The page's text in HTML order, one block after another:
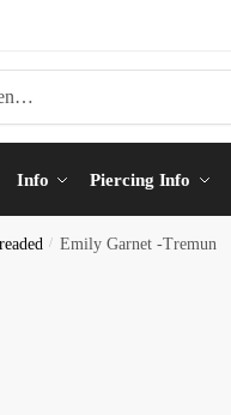
Info Piercing Info
/ Emily Garnet -Tremun